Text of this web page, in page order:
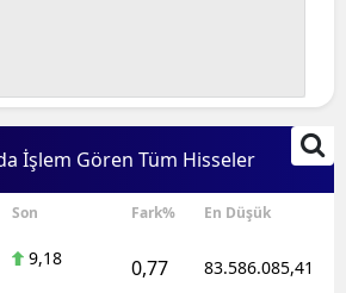
İşlem Gören Tüm Hisseler
Son Fark% En Düşük
9,18 0,77 83.586.085,41